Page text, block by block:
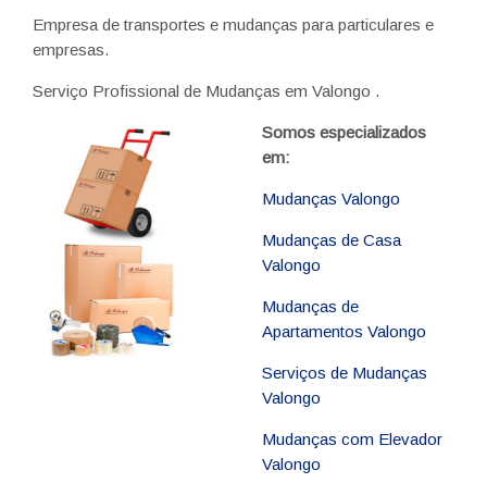
Empresa de transportes e mudanças para particulares e
empresas.
Serviço Profissional de Mudanças em Valongo .
Somos especializados
em:
Mudanças Valongo
Mudanças de Casa
Valongo
Mudanças de
Apartamentos Valongo
Serviços de Mudanças
Valongo
Mudanças com Elevador
Valongo